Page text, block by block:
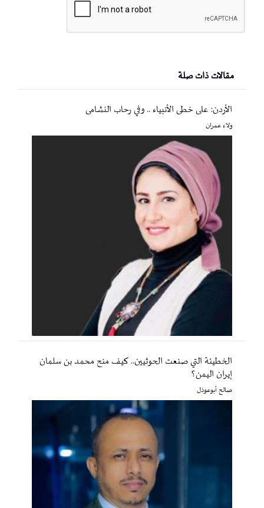
مقالات ذات صلة
الأردن: على خطى الأنبياء .. وفي رحاب النشامى
ولاء عمران
الخطيئة التي صنعت الحوثيين.. كيف منح محمد بن سلمان
إيران اليمن؟
صالح أبوعوذل